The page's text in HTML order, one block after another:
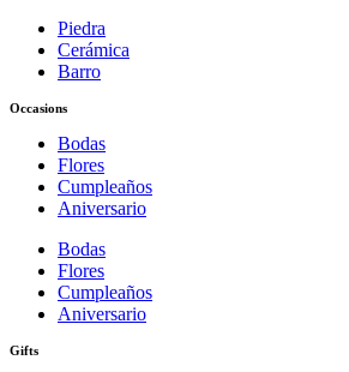
Piedra
Cerámica
Barro
Occasions
Bodas
Flores
Cumpleaños
Aniversario
Bodas
Flores
Cumpleaños
Aniversario
Gifts